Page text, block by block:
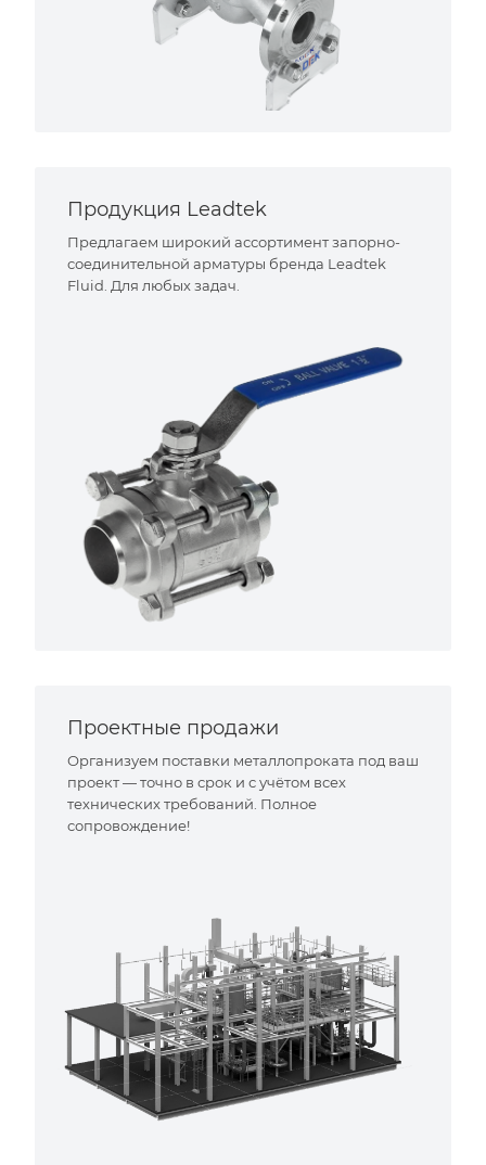
Продукция Leadtek
Предлагаем широкий ассортимент запорно-
соединительной арматуры бренда Leadtek
Fluid. Для любых задач.
Проектные продажи
Организуем поставки металлопроката под ваш
проект — точно в срок и с учётом всех
технических требований. Полное
сопровождение!